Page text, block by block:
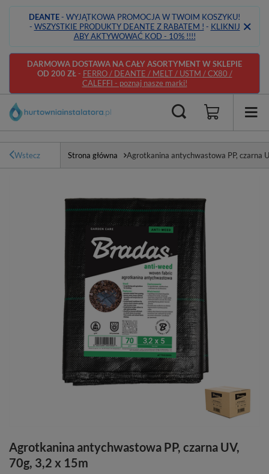
DEANTE- WYJĄTKOWA PROMOCJA W TWOIM KOSZYKU!
- WSZYSTKIE PRODUKTY DEANTE Z RABATEM ! - KLIKNIJ
ABY AKTYWOWAĆ KOD - 10% !!!!
DARMOWA DOSTAWA NA CAŁY ASORTYMENT W SKLEPIE
OD 200 ZŁ- FERRO / DEANTE / MELT / USTM / CX80 /
CALEFFI - poznaj nasze marki!
Wstecz Strona główna Agrotkanina antychwastowa PP, czarna
Agrotkanina antychwastowa PP, czarna UV,
70g, 3,2 x 15m